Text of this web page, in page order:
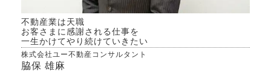
不動産業は天職
お客さまに感謝される仕事を
一生かけてやり続けていきたい
株式会社ユー不動産コンサルタント
脇保 雄麻